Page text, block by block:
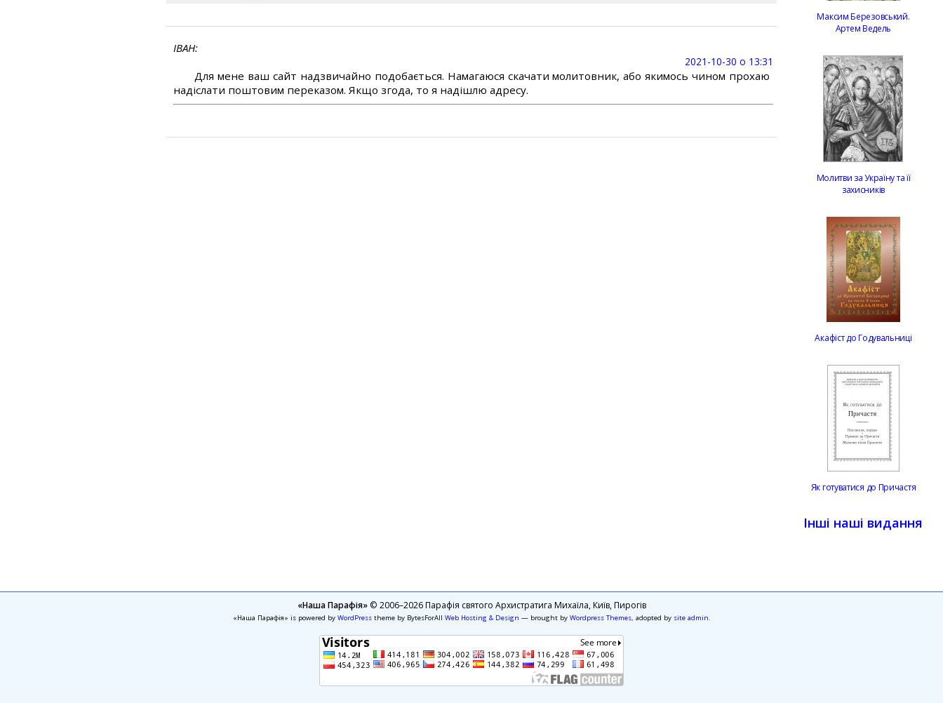
ІВАН
2021-10-30 о 13:31
Для мене ваш сайт надзвичайно подобається. Намагаюся скачати молитовник, або якимось чином прохаю
надіслати поштовим переказом. Якщо згода, то я надішлю адресу.
Максим Березовський.
Артем Ведель
Молитви за Україну та її
захисників
Акафіст до Годувальниці
Як готуватися до Причастя
Інші наші видання
«Наша Парафія»© 2006–2026 Парафія святого Архистратига Михаїла, Київ, Пирогів
«Наша Парафія» is powered by WordPresstheme by BytesForAll Web Hosting & Design — brought by Wordpress Themes, adopted by site admin.